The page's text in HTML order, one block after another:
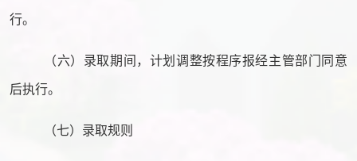
行。
（六）录取期间，计划调整按程序报经主管部门同意
后执行。
（七）录取规则